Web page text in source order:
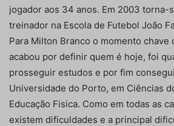
jogador aos 34 anos. Em 2003 torna-
treinador na Escola de Futebol João
Para Milton Branco o momento chave
acabou por definir quem é hoje, foi
prosseguir estudos e por fim
Universidade do Porto, em Ciências
Educação Fisica. Como em todas as
existem dificuldades e a principal